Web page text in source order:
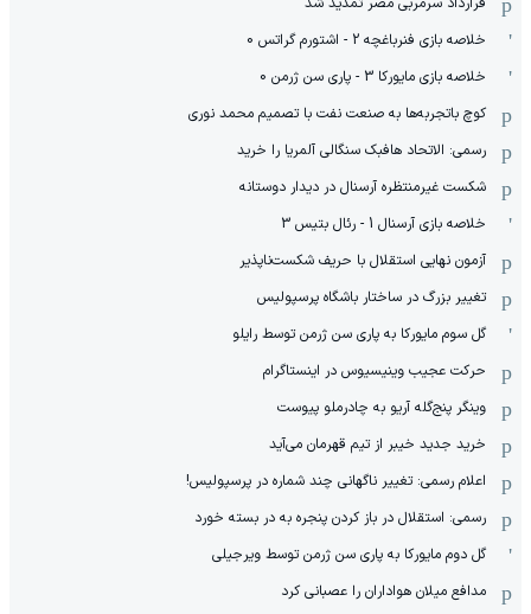
خلاصه بازی فنرباغچه 2 - اشتورم گراتس 0
خلاصه بازی مایورکا 3 - پاری سن ژرمن 0
کوچ باتجربه‌ها به صنعت نفت با تصمیم محمد نوری
رسمی: الاتحاد هافبک سنگالی آلمریا را خرید
شکست غیرمنتظره آرسنال در دیدار دوستانه
خلاصه بازی آرسنال 1 - رئال بتیس 3
آزمون نهایی استقلال با حریف شکست‌ناپذیر
تغییر بزرگ در ساختار باشگاه پرسپولیس
گل سوم مایورکا به پاری سن ژرمن توسط رایلو
حرکت عجیب وینیسیوس در اینستاگرام
وینگر پنج‌گله آریو به چادرملو پیوست
خرید جدید خیبر از تیم قهرمان می‌آید
اعلام رسمی: تغییر ناگهانی چند شماره در پرسپولیس!
رسمی: استقلال در باز کردن پنجره به در بسته خورد
گل دوم مایورکا به پاری سن ژرمن توسط ویرجیلی
مدافع میلان هواداران را عصبانی کرد